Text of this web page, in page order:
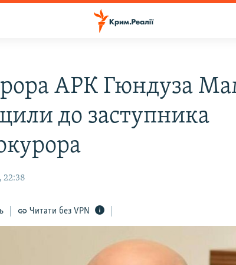
АРК Гюндуза
до заступника
22:38
Читати без VPN